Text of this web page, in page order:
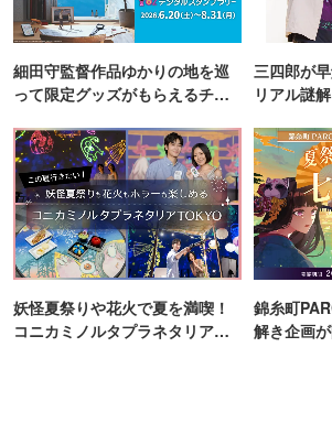
細田守監督作品ゆかりの地を巡
って限定グッズがもらえるチャ
三四郎が
リアル謎
妖怪夏祭りや花火で夏を満喫！
コニカミノルタプラネタリア
錦糸町
解き企画が